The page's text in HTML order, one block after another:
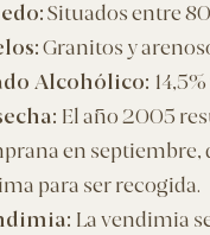
Situados entre
Granitos y
Alcohólico:
El año 2005
en septiembre,
para ser recogida.
La vendimia